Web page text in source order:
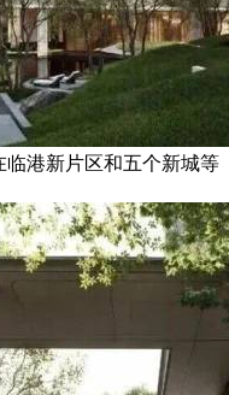
港新片区和五个新城等